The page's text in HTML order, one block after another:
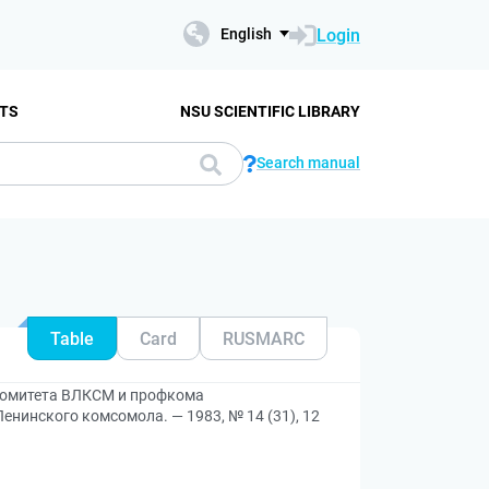
English Login
NSU SCIENTIFIC LIBRARY
Search manual
Table Card RUSMARC
ВЛКСМ и профкома
комсомола. — 1983, № 14 (31), 12